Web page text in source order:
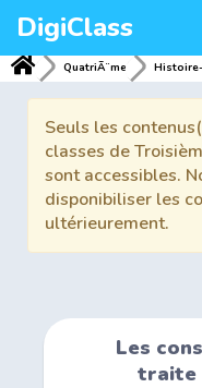
DigiClass
QuatriÃ¨me
Seuls les
classes de
sont accessibles.
disponibiliser les
ultérieurement.
Les
traite